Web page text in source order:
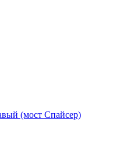
(мост Спайсер)